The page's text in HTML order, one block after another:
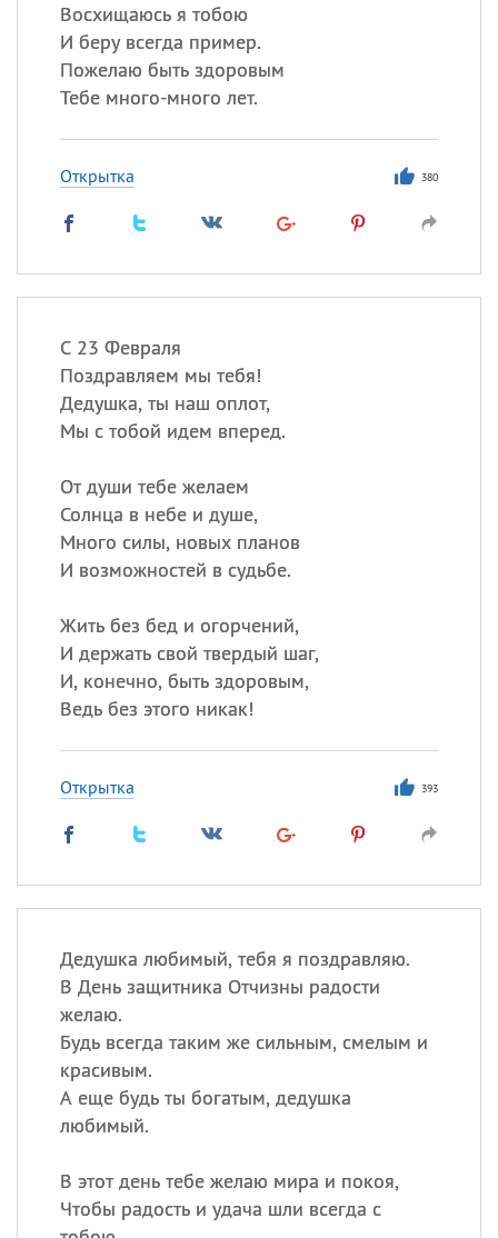
Восхищаюсь я тобою
И беру всегда пример.
Пожелаю быть здоровым
Тебе много-много лет.
Открытка 380
С 23 Февраля
Поздравляем мы тебя!
Дедушка, ты наш оплот,
Мы с тобой идем вперед.
От души тебе желаем
Солнца в небе и душе,
Много силы, новых планов
И возможностей в судьбе.
Жить без бед и огорчений,
И держать свой твердый шаг,
И, конечно, быть здоровым,
Ведь без этого никак!
Открытка 393
Дедушка любимый, тебя я поздравляю.
В День защитника Отчизны радости
желаю.
Будь всегда таким же сильным, смелым и
красивым.
А еще будь ты богатым, дедушка
любимый.
В этот день тебе желаю мира и покоя,
Чтобы радость и удача шли всегда с